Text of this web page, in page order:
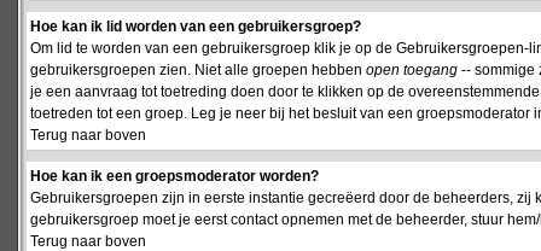
Hoe kan ik lid worden van een gebruikersgroep?
Om lid te worden van een gebruikersgroep klik je op de
gebruikersgroepen zien. Niet alle groepen hebben open toegang -- sommige
je een aanvraag tot toetreding doen door te klikken op de
toetreden tot een groep. Leg je neer bij het besluit van een
Terug naar boven
Hoe kan ik een groepsmoderator worden?
Gebruikersgroepen zijn in eerste instantie gecreëerd door de beheerders,
gebruikersgroep moet je eerst contact opnemen met de beheerder, stuur
Terug naar boven